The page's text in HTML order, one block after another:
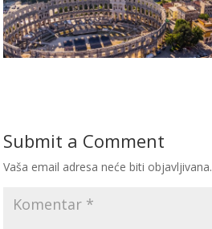
Submit a Comment
Vaša email adresa neće biti objavljivana.